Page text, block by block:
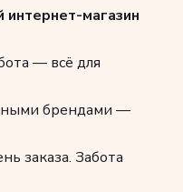
магазин
— всё для
брендами —
заказа. Забота